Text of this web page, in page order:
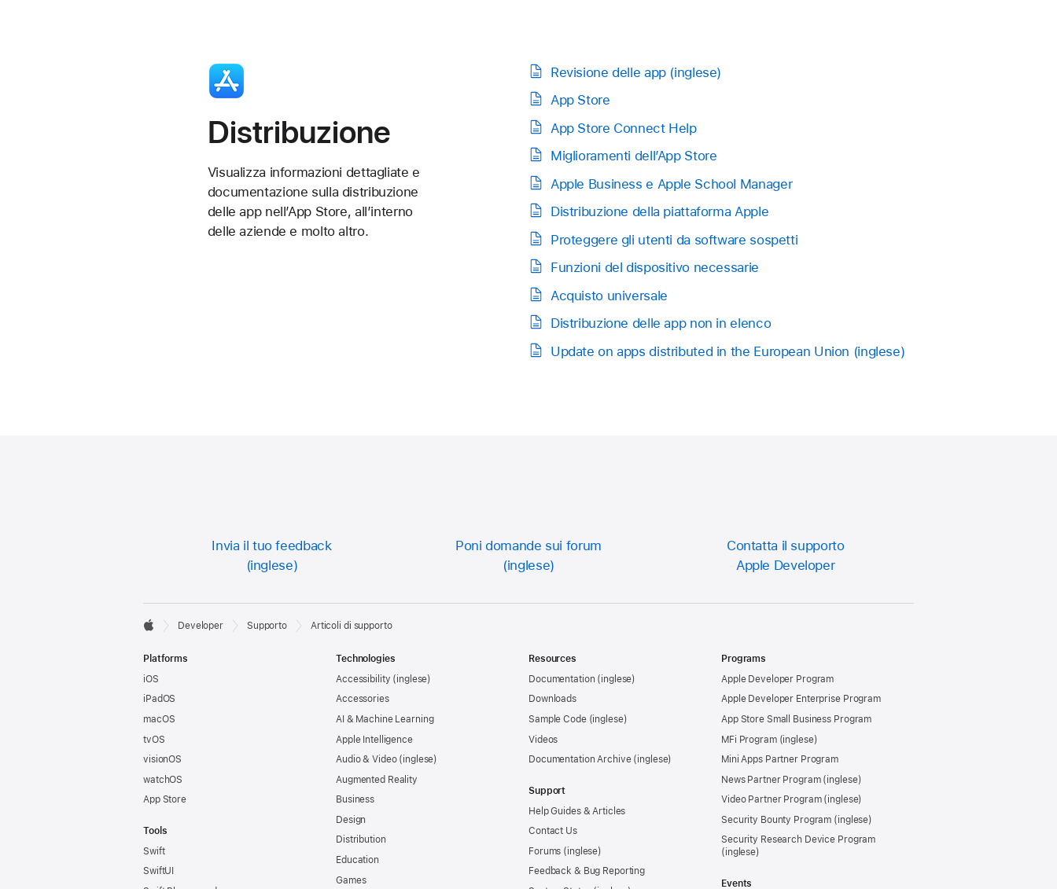
Distribuzione
Visualizza informazioni dettagliate e
documentazione sulla distribuzione
delle app nell’App Store, all’interno
delle aziende e molto altro.
Revisione delle app (inglese)
App Store
App Store Connect Help
Miglioramenti dell’App Store
Apple Business e Apple School Manager
Distribuzione della piattaforma Apple
Proteggere gli utenti da software sospetti
Funzioni del dispositivo necessarie
Acquisto universale
Distribuzione delle app non in elenco
Update on apps distributed in the European Union (inglese)
Invia il tuo feedback Poni domande sui forum
Contatta il supporto
Apple Developer
Developer
Footer

Developer Supporto Articoli di supporto
Platforms
iOS
iPadOS
macOS
tvOS
visionOS
watchOS
App Store
Tools
Swift
SwiftUI
Technologies
Accessibility
Accessories
AI & Machine Learning
Apple Intelligence
Audio & Video
Augmented Reality
Business
Design
Distribution
Education
Games
Resources
Documentation
Downloads
Sample Code
Videos
Documentation Archive
Support
Help Guides & Articles
Contact Us
Forums
Feedback & Bug Reporting
Programs
Apple Developer Program
Apple Developer Enterprise Program
App Store Small Business Program
MFi Program
Mini Apps Partner Program
News Partner Program
Video Partner Program
Security Bounty Program
Security Research Device Program
Events